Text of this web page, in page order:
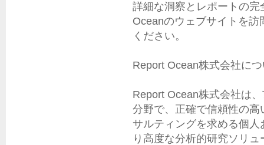
詳細な洞察とレポートの
Oceanのウェブサイトを
ください。
Report Ocean株式会社に
Report Ocean株式会社は
分野で、正確で信頼性の
サルティングを求める個
り高度な分析的研究ソリ